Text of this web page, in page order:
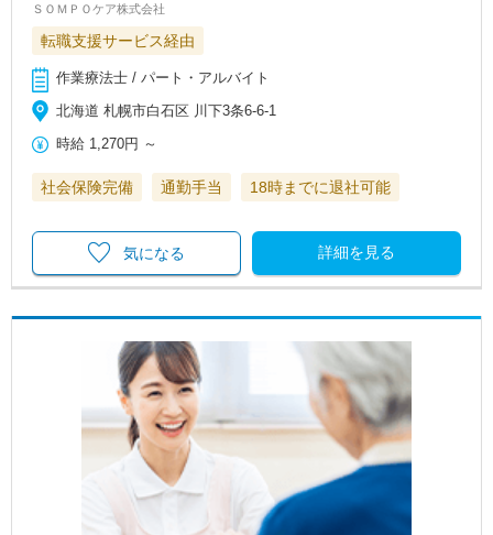
ＳＯＭＰＯケア株式会社
転職支援サービス経由
作業療法士 / パート・アルバイト
北海道 札幌市白石区 川下3条6-6-1
時給 1,270円 ～
社会保険完備 通勤手当 18時までに退社可能
詳細を見る
気になる